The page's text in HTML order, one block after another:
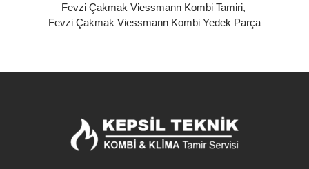
Fevzi Çakmak Viessmann Kombi Tamiri,
Fevzi Çakmak Viessmann Kombi Yedek Parça